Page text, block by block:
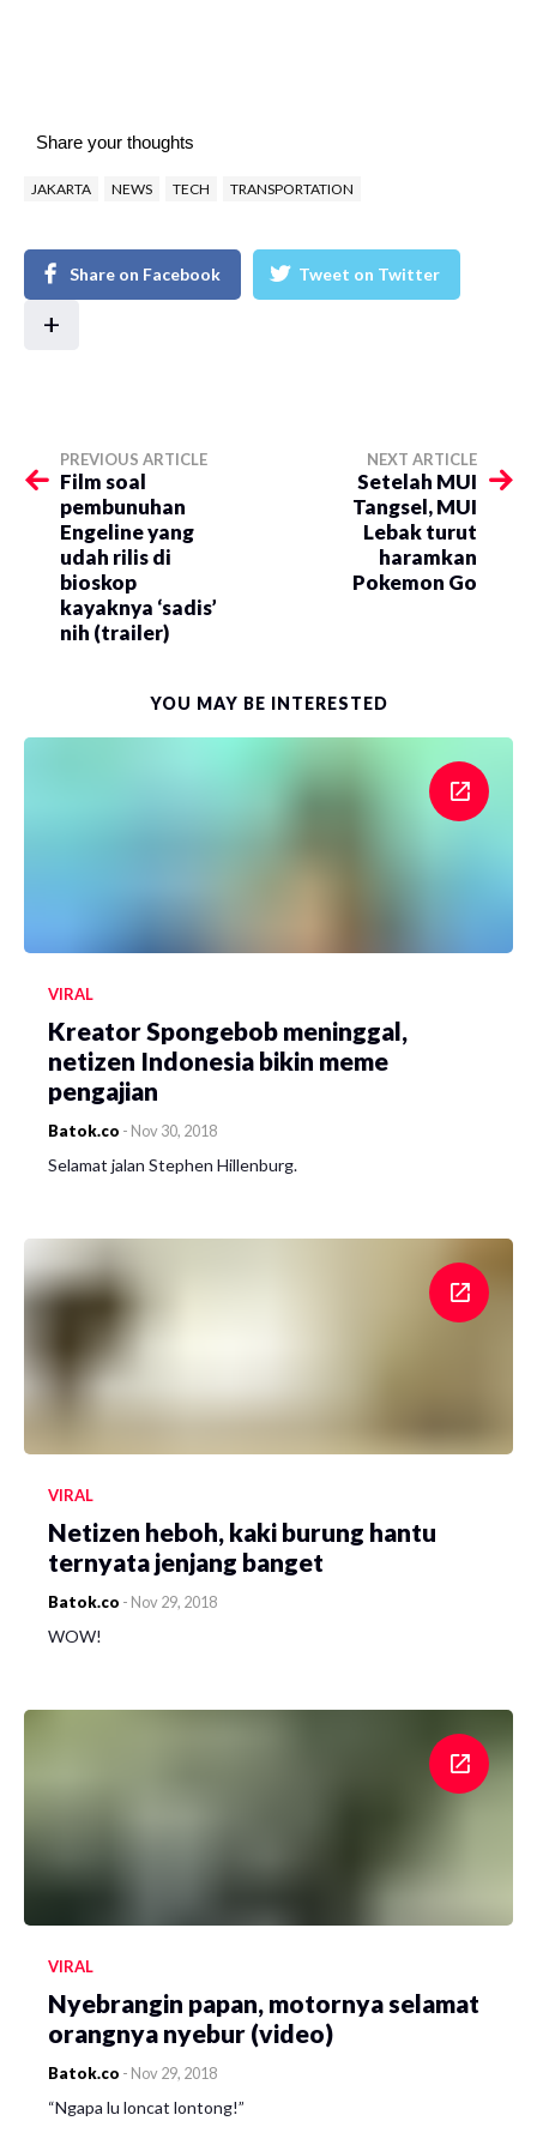
Share your thoughts
JAKARTA NEWS TECH TRANSPORTATION
Share on Facebook Tweet on Twitter
+
PREVIOUS ARTICLE
Film soal
pembunuhan
Engeline yang
udah rilis di
bioskop
kayaknya ‘sadis’
nih (trailer)
NEXT ARTICLE
Setelah MUI
Tangsel, MUI
Lebak turut
haramkan
Pokemon Go
YOU MAY BE INTERESTED
VIRAL
Kreator Spongebob meninggal,
netizen Indonesia bikin meme
pengajian
Batok.co - Nov 30, 2018
Selamat jalan Stephen Hillenburg.
VIRAL
Netizen heboh, kaki burung hantu
ternyata jenjang banget
Batok.co - Nov 29, 2018
WOW!
VIRAL
Nyebrangin papan, motornya selamat
orangnya nyebur (video)
Batok.co - Nov 29, 2018
“Ngapa lu loncat lontong!”